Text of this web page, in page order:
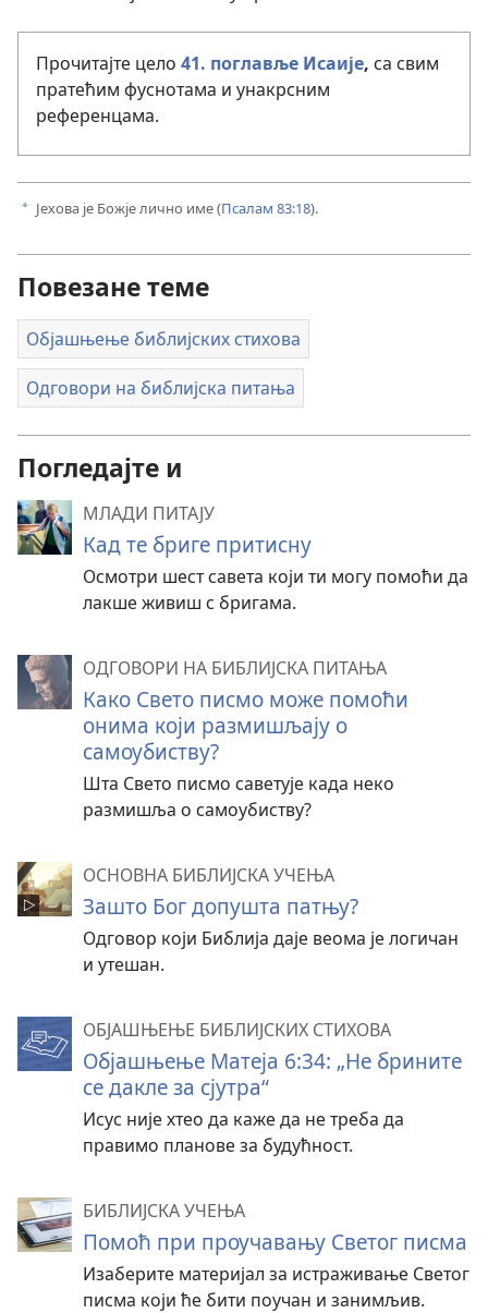
Прочитајте цело 41. поглавље Исаије, са свим
пратећим фуснотама и унакрсним
референцама.
a Јехова је Божје лично име (Псалам 83:18).
Повезане теме
Објашњење библијских стихова
Одговори на библијска питања
Погледајте и
МЛАДИ ПИТАЈУ
Кад те бриге притисну
Осмотри шест савета који ти могу помоћи да
лакше живиш с бригама.
ОДГОВОРИ НА БИБЛИЈСКА ПИТАЊА
Како Свето писмо може помоћи
онима који размишљају о
самоубиству?
Шта Свето писмо саветује када неко
размишља о самоубиству?
ОСНОВНА БИБЛИЈСКА УЧЕЊА
Зашто Бог допушта патњу?
Одговор који Библија даје веома је логичан
и утешан.
ОБЈАШЊЕЊЕ БИБЛИЈСКИХ СТИХОВА
Објашњење Матеја 6:34: „Не брините
се дакле за сјутра“
Исус није хтео да каже да не треба да
правимо планове за будућност.
БИБЛИЈСКА УЧЕЊА
Помоћ при проучавању Светог писма
Изаберите материјал за истраживање Светог
писма који ће бити поучан и занимљив.